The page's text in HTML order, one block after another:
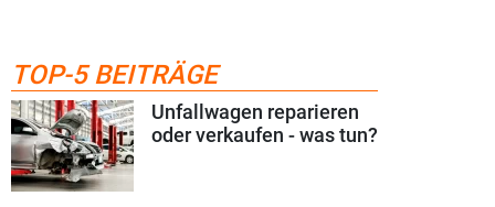
TOP-5 BEITRÄGE
Unfallwagen reparieren
oder verkaufen - was tun?